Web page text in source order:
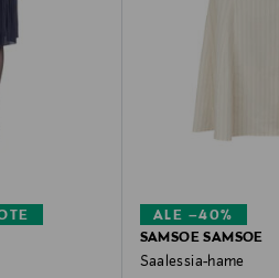
ALE –40%
SAMSOE SAMSOE
Saalessia-hame